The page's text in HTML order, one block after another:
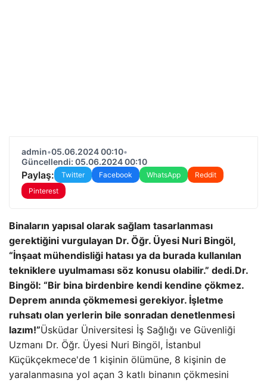
admin•05.06.2024 00:10•
Güncellendi: 05.06.2024 00:10
Paylaş: Twitter Facebook WhatsApp
Reddit
Pinterest
Binaların yapısal olarak sağlam tasarlanması
gerektiğini vurgulayan Dr. Öğr. Üyesi Nuri Bingöl,
“İnşaat mühendisliği hatası ya da burada kullanılan
tekniklere uyulmaması söz konusu olabilir.” dedi.Dr.
Bingöl: “Bir bina birdenbire kendi kendine çökmez.
Deprem anında çökmemesi gerekiyor. İşletme
ruhsatı olan yerlerin bile sonradan denetlenmesi
lazım!”Üsküdar Üniversitesi İş Sağlığı ve Güvenliği
Uzmanı Dr. Öğr. Üyesi Nuri Bingöl, İstanbul
Küçükçekmece'de 1 kişinin ölümüne, 8 kişinin de
yaralanmasına yol açan 3 katlı binanın çökmesini